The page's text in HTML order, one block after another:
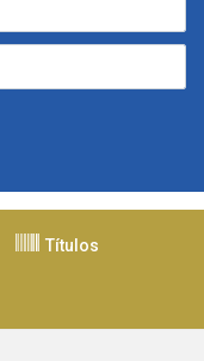
Títulos